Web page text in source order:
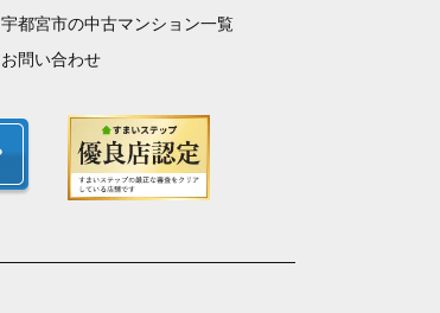
宇都宮市の中古マンション一覧
お問い合わせ